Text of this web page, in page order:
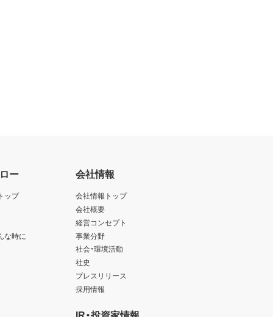
ー
ップ
な時に
会社情報
会社情報トップ
会社概要
経営コンセプト
事業分野
社会・環境活動
社史
プレスリリース
採用情報